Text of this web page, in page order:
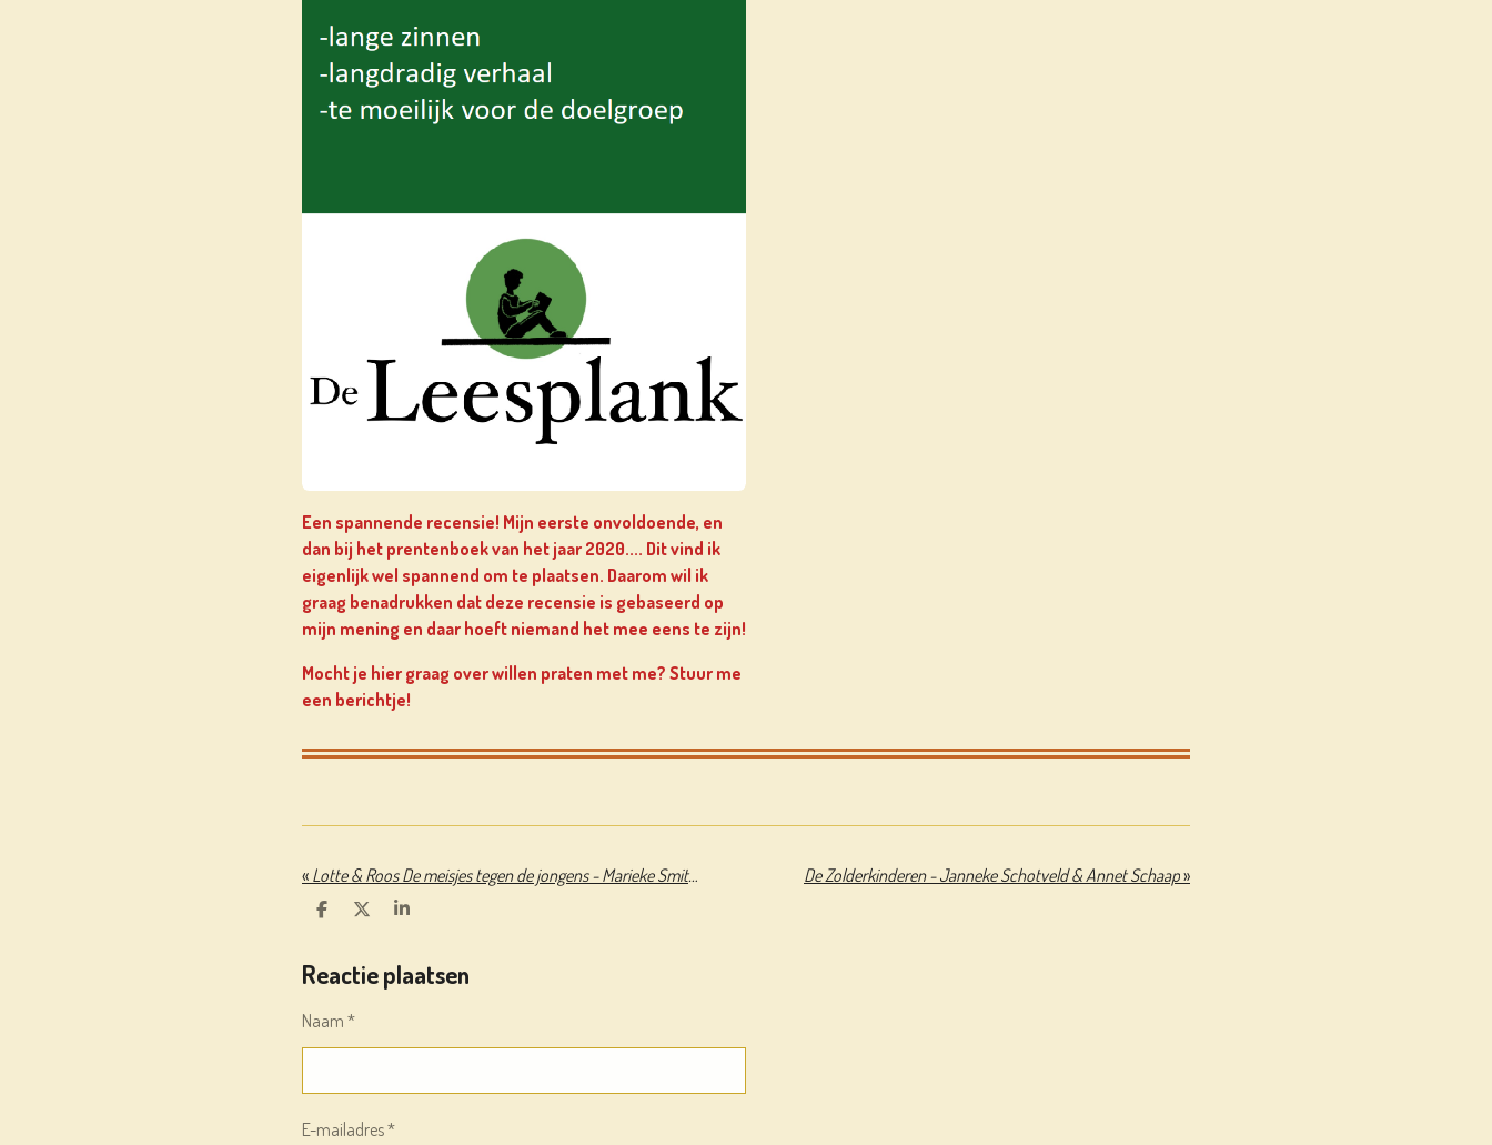
Een spannende recensie! Mijn eerste onvoldoende, en
dan bij het prentenboek van het jaar 2020.... Dit vind ik
eigenlijk wel spannend om te plaatsen. Daarom wil ik
graag benadrukken dat deze recensie is gebaseerd op
mijn mening en daar hoeft niemand het mee eens te zijn!
Mocht je hier graag over willen praten met me? Stuur me
een berichtje!
« Lotte & Roos De meisjes tegen de jongens - Marieke Smithuis & Annet Schaap De Zolderkinderen - Janneke Schotveld & Annet Schaap»
D
E
N
D
L
S
R
E
Reactie plaatsen
Naam *
E-mailadres *